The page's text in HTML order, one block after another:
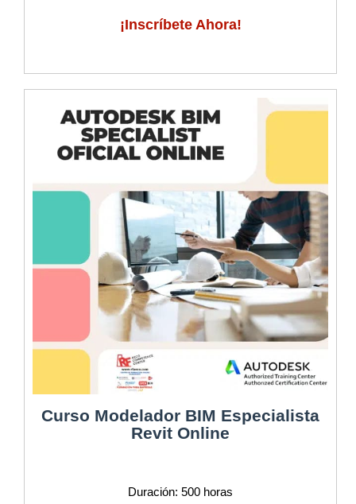
¡Inscríbete Ahora!
Curso Modelador BIM Especialista
Revit Online
Duración: 500 horas